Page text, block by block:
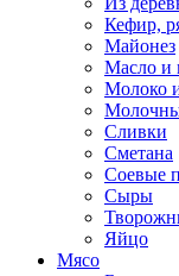
Кефир,
Майонез
Масло и
Молоко
Сливки
Сметана
Соевые
Сыры
Яйцо
Мясо